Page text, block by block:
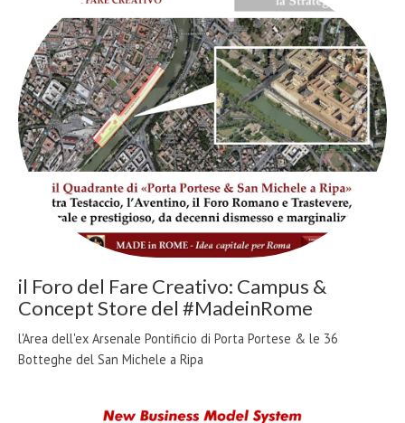
il Foro del Fare Creativo: Campus &
Concept Store del #MadeinRome
l'Area dell'ex Arsenale Pontificio di Porta Portese & le 36
Botteghe del San Michele a Ripa